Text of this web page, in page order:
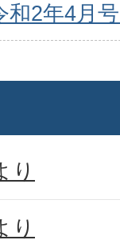
和2年4月
り
り